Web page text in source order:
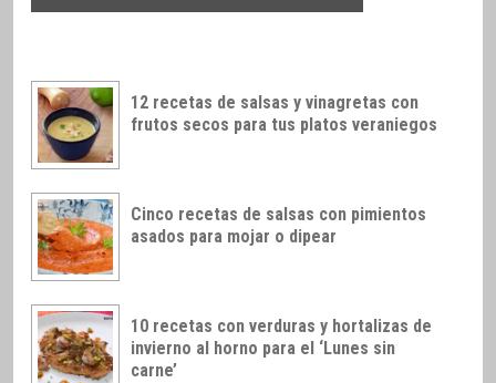
12 recetas de salsas y vinagretas con
frutos secos para tus platos veraniegos
Cinco recetas de salsas con pimientos
asados para mojar o dipear
10 recetas con verduras y hortalizas de
invierno al horno para el ‘Lunes sin
carne’